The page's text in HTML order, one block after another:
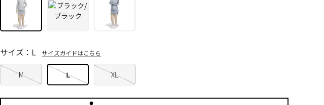
M L XL
サイズ：L サイズガイドはこちら